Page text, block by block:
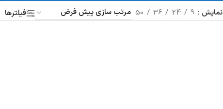
نمایش 9
24
36
50 فیلترها